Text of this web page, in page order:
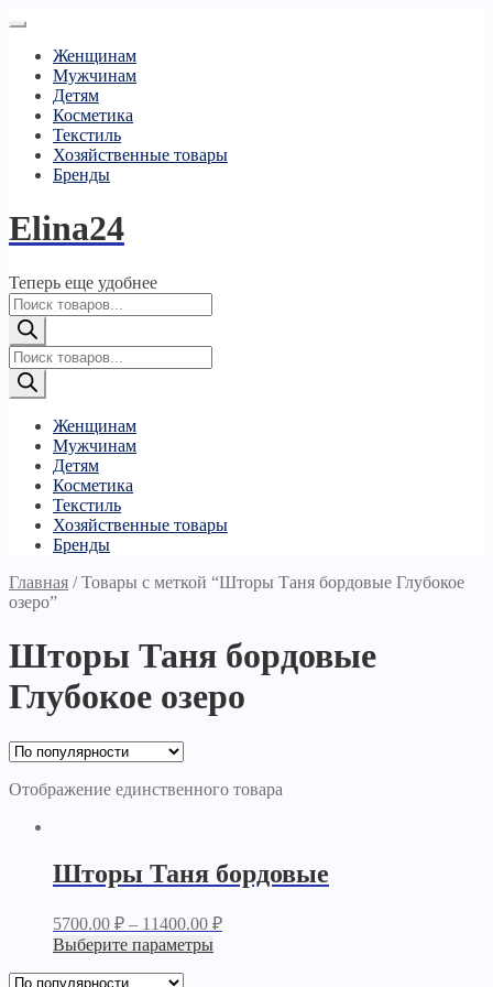
Женщинам
Мужчинам
Детям
Косметика
Текстиль
Хозяйственные товары
Бренды
Elina24
Теперь еще удобнее
Поиск
товаров
Поиск
товаров
Женщинам
Мужчинам
Детям
Косметика
Текстиль
Хозяйственные товары
Бренды
Главная /Товары с меткой “Шторы Таня бордовые Глубокое
озеро”
Шторы Таня бордовые
Глубокое озеро
Отображение единственного товара
Шторы Таня бордовые
5700.00 ₽ – 11400.00 ₽
Выберите параметры